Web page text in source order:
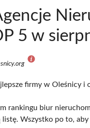
5 w
firmy w Oleśnicy i
rankingu biur
listę. Wszystko po to,